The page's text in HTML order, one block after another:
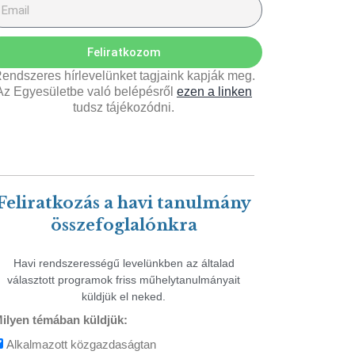
Feliratkozom
hírlevelünket tagjaink kapják meg.
Egyesületbe való belépésről ezen a linken
tudsz tájékozódni.
a havi tanulmány
összefoglalónkra
Havi rendszerességű levelünkben az általad
választott programok friss műhelytanulmányait
küldjük el neked.
témában küldjük:
Alkalmazott közgazdaságtan